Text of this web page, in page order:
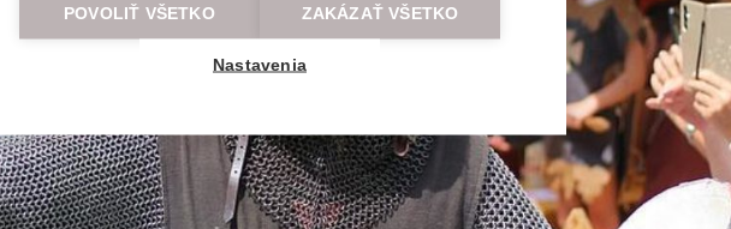
POVOLIŤ VŠETKO ZAKÁZAŤ VŠETKO
Nastavenia